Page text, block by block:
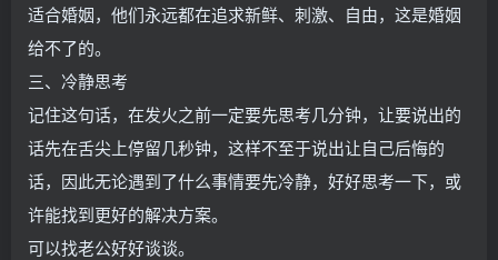
适合婚姻，他们永远都在追求新鲜、刺激、自由，这是婚姻
给不了的。
三、冷静思考
记住这句话，在发火之前一定要先思考几分钟，让要说出的
话先在舌尖上停留几秒钟，这样不至于说出让自己后悔的
话，因此无论遇到了什么事情要先冷静，好好思考一下，或
许能找到更好的解决方案。
可以找老公好好谈谈。